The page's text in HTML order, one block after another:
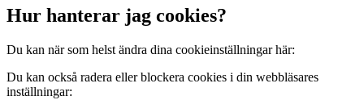
Hur hanterar jag cookies?
Du kan när som helst ändra dina cookieinställningar här:
Du kan också radera eller blockera cookies i din webbläsares
inställningar: